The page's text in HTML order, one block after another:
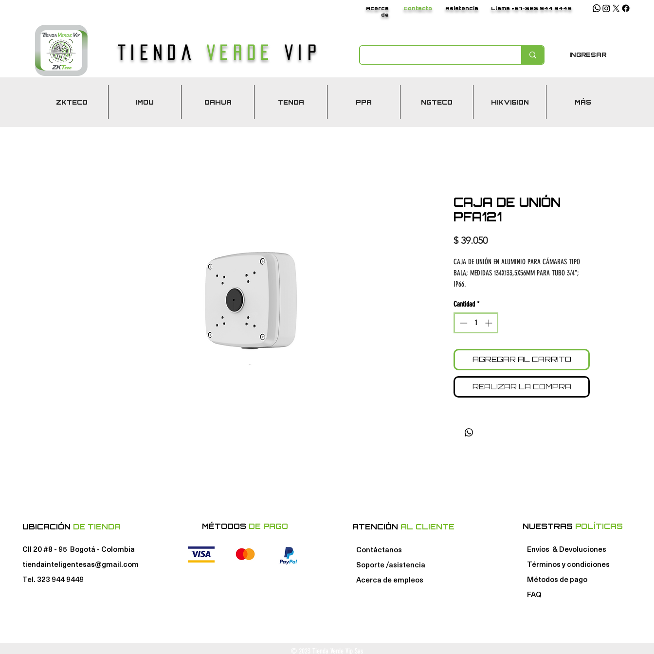
Acerca
de
Contacto Asistencia Llama +57-323 944 9449
TiendaVerdeVip INGRESAR
ZKTECO IMOU DAHUA TENDA PPA NGTECO HIKVISION MÁS
CAJA DE UNIÓN
PFA121
$ 39.050Precio
CAJA DE UNIÓN EN ALUMINIO PARA CÁMARAS TIPO
BALA; MEDIDAS 134X133,5X56MM PARA TUBO 3/4";
IP66.
Cantidad *
AGREGAR AL CARRITO
REALIZAR LA COMPRA
UBICACIÓN DE TIENDA
Cll 20 #8 - 95 Bogotá - Colombia
tiendainteligentesas@gmail.com
Tel. 323 944 9449
MÉTODOS DE PAGO ATENCIÓN AL CLIENTE
Contáctanos
Soporte /asistencia
Acerca de empleos
NUESTRAS POLÍTICAS
Envíos & Devoluciones
Términos y condiciones
Métodos de pago
FAQ